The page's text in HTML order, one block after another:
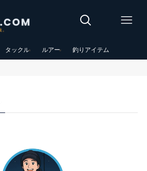
タックル ルアー 釣りアイテム